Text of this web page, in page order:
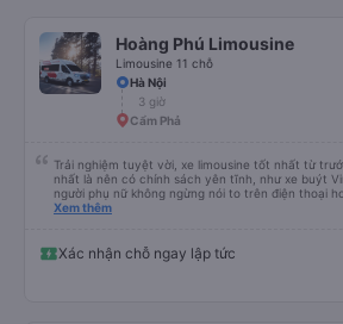
Hoàng Phú Limousine
Limousine 11 chỗ
Hà Nội
3 giờ
Cẩm Phả
Trải nghiệm tuyệt vời, xe limousine tốt nhất từ
nhất là nên có chính sách yên tĩnh, như xe buýt
người phụ nữ không ngừng nói to trên điện thoại
tôn trọng. Những hành khách khác, thậm chí cả
thiệu
Xem thêm
Xác nhận chỗ ngay lập tức